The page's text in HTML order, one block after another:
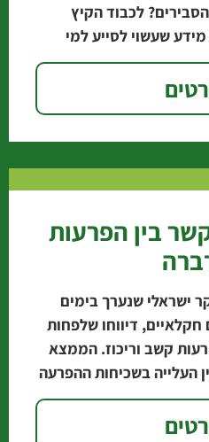
לכבוד הקיץ
שעשוי לסייע למי
בין הפרעות
ישראלי שנערך בימים
חקלאיים, דיווחו שלפחות
קשב וריכוז. הממצא
העלייה בשכיחות ההפרעה